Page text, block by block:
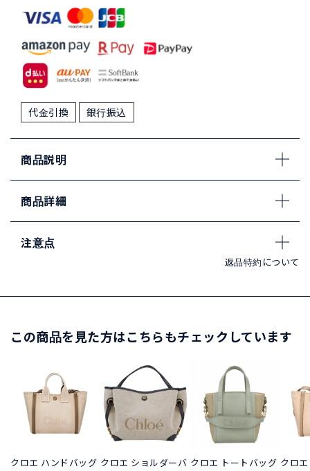
代金引換 銀行振込
商品説明
商品詳細
注意点
返品特約について
この商品を見た方はこちらもチェックしています
クロエ ハンドバッグ クロエ ショルダーバ クロエ トートバッグ クロ